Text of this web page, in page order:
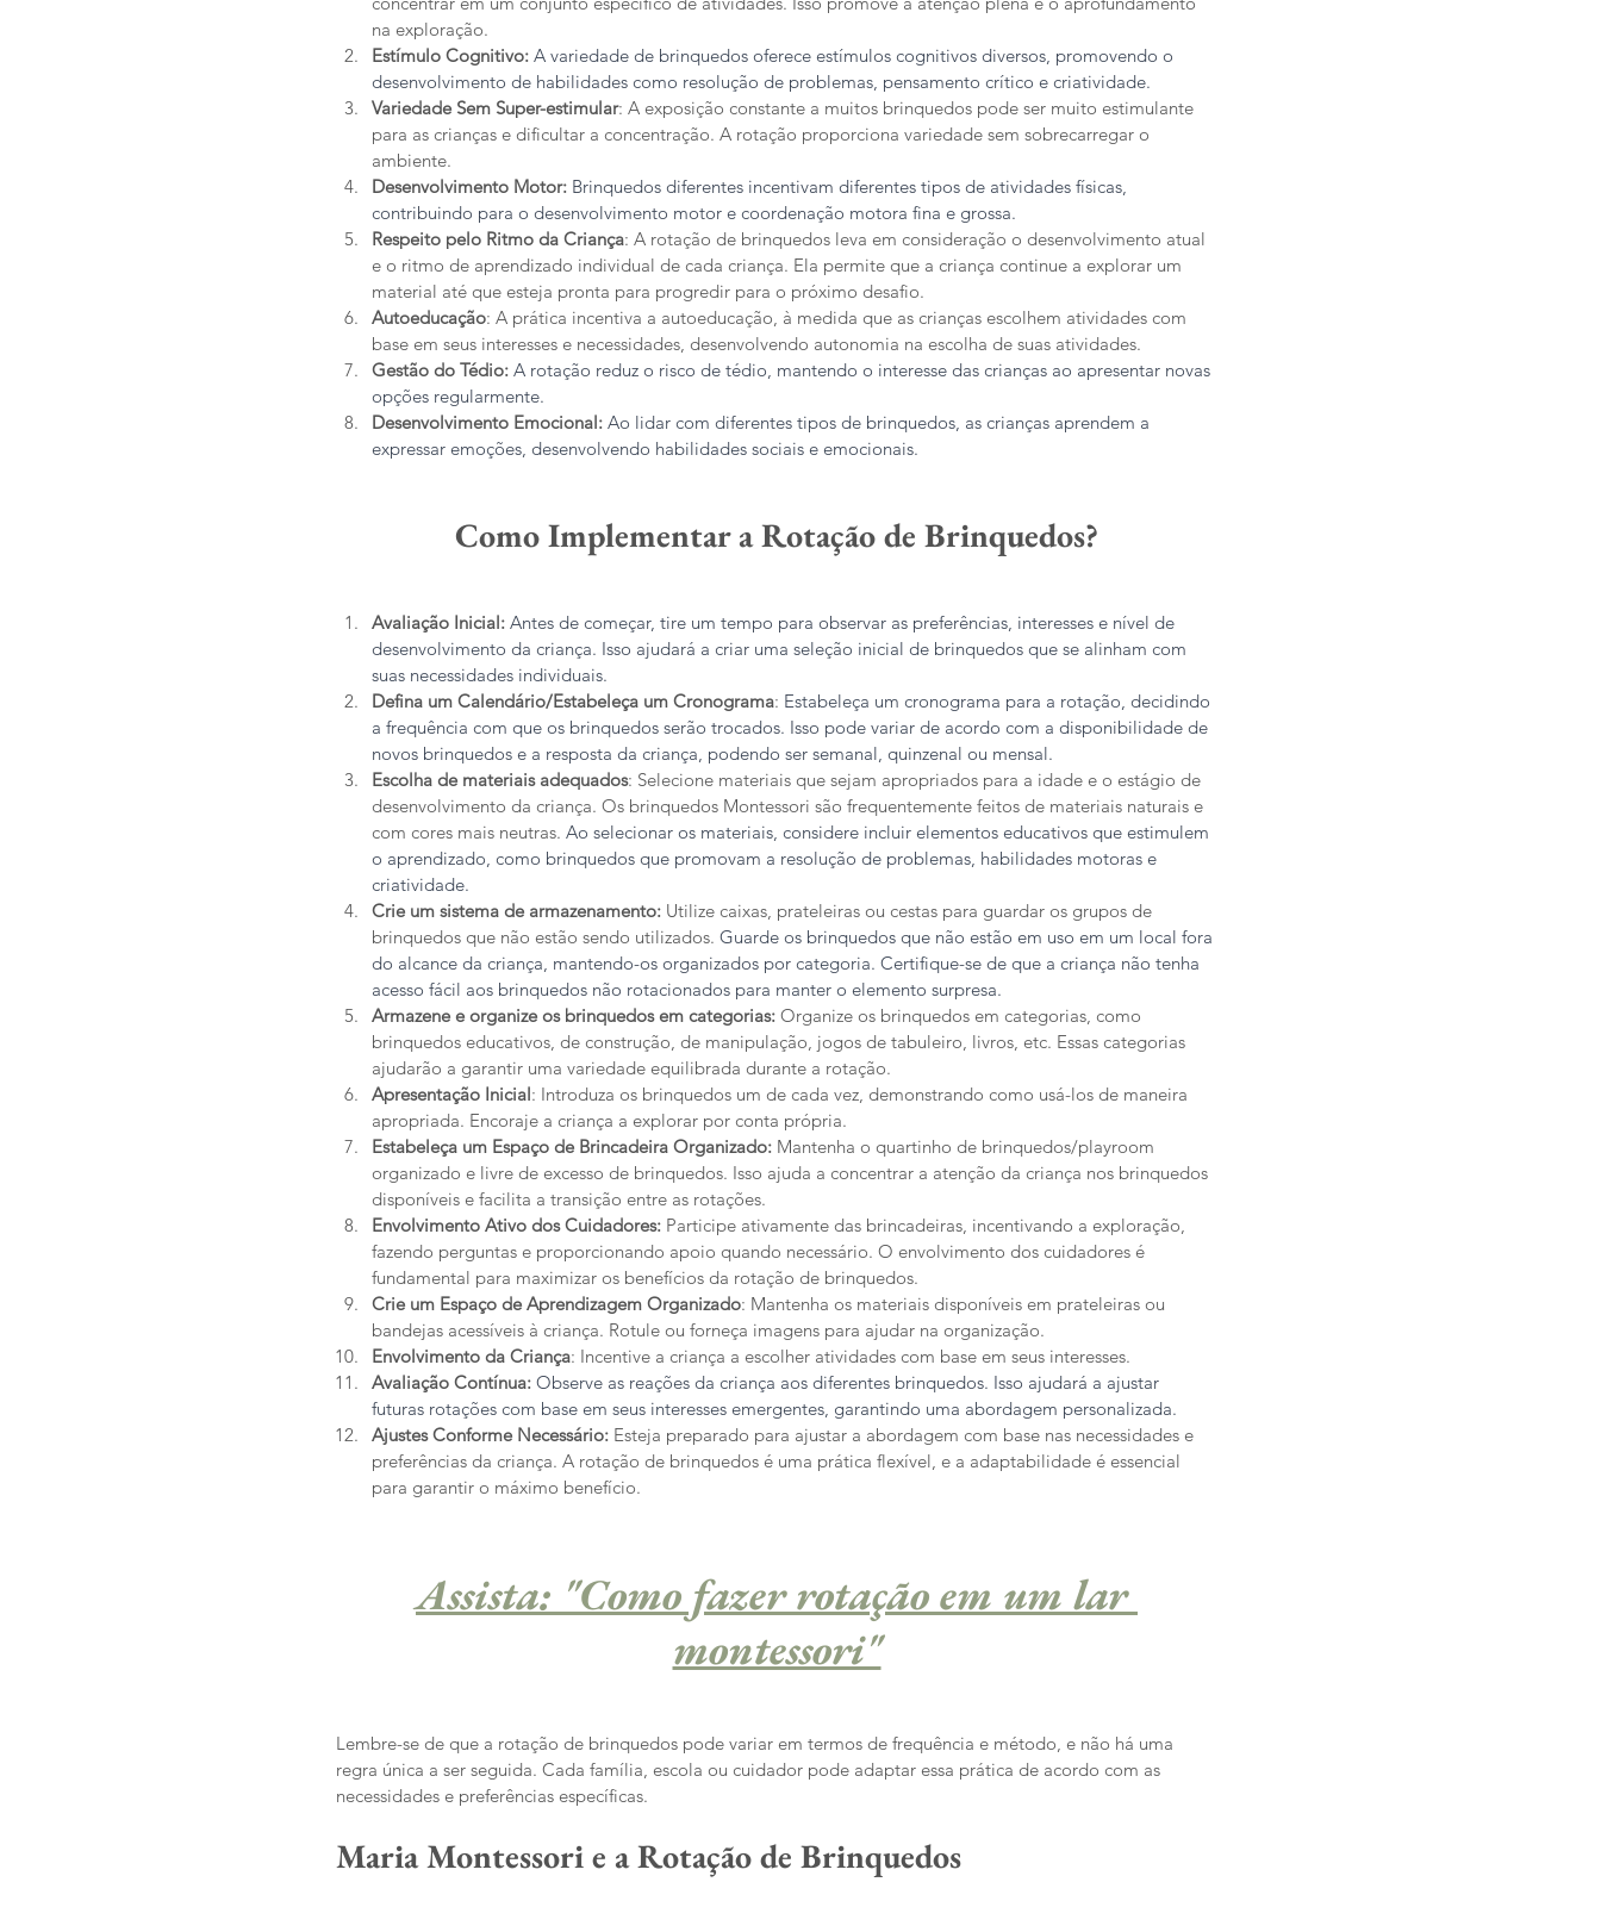
na exploração.
Estímulo Cognitivo: A variedade de brinquedos oferece estímulos cognitivos diversos, promovendo o
desenvolvimento de habilidades como resolução de problemas, pensamento crítico e criatividade.
Variedade Sem Super-estimular: A exposição constante a muitos brinquedos pode ser muito estimulante
para as crianças e dificultar a concentração. A rotação proporciona variedade sem sobrecarregar o
ambiente.
Desenvolvimento Motor: Brinquedos diferentes incentivam diferentes tipos de atividades físicas,
contribuindo para o desenvolvimento motor e coordenação motora fina e grossa.
Respeito pelo Ritmo da Criança: A rotação de brinquedos leva em consideração o desenvolvimento atual
e o ritmo de aprendizado individual de cada criança. Ela permite que a criança continue a explorar um
material até que esteja pronta para progredir para o próximo desafio.
Autoeducação: A prática incentiva a autoeducação, à medida que as crianças escolhem atividades com
base em seus interesses e necessidades, desenvolvendo autonomia na escolha de suas atividades.
Gestão do Tédio: A rotação reduz o risco de tédio, mantendo o interesse das crianças ao apresentar novas
opções regularmente.
Desenvolvimento Emocional: Ao lidar com diferentes tipos de brinquedos, as crianças aprendem a
expressar emoções, desenvolvendo habilidades sociais e emocionais.
Como Implementar a Rotação de Brinquedos?
Avaliação Inicial: Antes de começar, tire um tempo para observar as preferências, interesses e nível de
desenvolvimento da criança. Isso ajudará a criar uma seleção inicial de brinquedos que se alinham com
suas necessidades individuais.
Defina um Calendário/Estabeleça um Cronograma: Estabeleça um cronograma para a rotação, decidindo
a frequência com que os brinquedos serão trocados. Isso pode variar de acordo com a disponibilidade de
novos brinquedos e a resposta da criança, podendo ser semanal, quinzenal ou mensal.
Escolha de materiais adequados: Selecione materiais que sejam apropriados para a idade e o estágio de
desenvolvimento da criança. Os brinquedos Montessori são frequentemente feitos de materiais naturais e
com cores mais neutras. Ao selecionar os materiais, considere incluir elementos educativos que estimulem
o aprendizado, como brinquedos que promovam a resolução de problemas, habilidades motoras e
criatividade.
Crie um sistema de armazenamento: Utilize caixas, prateleiras ou cestas para guardar os grupos de
brinquedos que não estão sendo utilizados. Guarde os brinquedos que não estão em uso em um local fora
do alcance da criança, mantendo-os organizados por categoria. Certifique-se de que a criança não tenha
acesso fácil aos brinquedos não rotacionados para manter o elemento surpresa.
Armazene e organize os brinquedos em categorias: Organize os brinquedos em categorias, como
brinquedos educativos, de construção, de manipulação, jogos de tabuleiro, livros, etc. Essas categorias
ajudarão a garantir uma variedade equilibrada durante a rotação.
Apresentação Inicial: Introduza os brinquedos um de cada vez, demonstrando como usá-los de maneira
apropriada. Encoraje a criança a explorar por conta própria.
Estabeleça um Espaço de Brincadeira Organizado: Mantenha o quartinho de brinquedos/playroom
organizado e livre de excesso de brinquedos. Isso ajuda a concentrar a atenção da criança nos brinquedos
disponíveis e facilita a transição entre as rotações.
Envolvimento Ativo dos Cuidadores: Participe ativamente das brincadeiras, incentivando a exploração,
fazendo perguntas e proporcionando apoio quando necessário. O envolvimento dos cuidadores é
fundamental para maximizar os benefícios da rotação de brinquedos.
Crie um Espaço de Aprendizagem Organizado: Mantenha os materiais disponíveis em prateleiras ou
bandejas acessíveis à criança. Rotule ou forneça imagens para ajudar na organização.
Envolvimento da Criança: Incentive a criança a escolher atividades com base em seus interesses.
Avaliação Contínua: Observe as reações da criança aos diferentes brinquedos. Isso ajudará a ajustar
futuras rotações com base em seus interesses emergentes, garantindo uma abordagem personalizada.
Ajustes Conforme Necessário: Esteja preparado para ajustar a abordagem com base nas necessidades e
preferências da criança. A rotação de brinquedos é uma prática flexível, e a adaptabilidade é essencial
para garantir o máximo benefício.
Assista: "Como fazer rotação em um lar
montessori"
Lembre-se de que a rotação de brinquedos pode variar em termos de frequência e método, e não há uma
regra única a ser seguida. Cada família, escola ou cuidador pode adaptar essa prática de acordo com as
necessidades e preferências específicas.
Maria Montessori e a Rotação de Brinquedos